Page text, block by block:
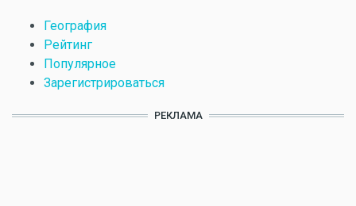
География
Рейтинг
Популярное
Зарегистрироваться
РЕКЛАМА